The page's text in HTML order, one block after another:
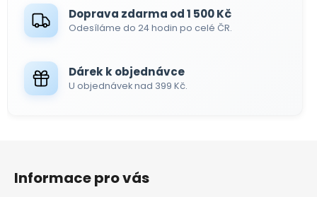
y
v
i
s
Doprava zdarma od 1 500 Kč
Odesíláme do 24 hodin po celé ČR.
Dárek k objednávce
U objednávek nad 399 Kč.
Informace pro vás